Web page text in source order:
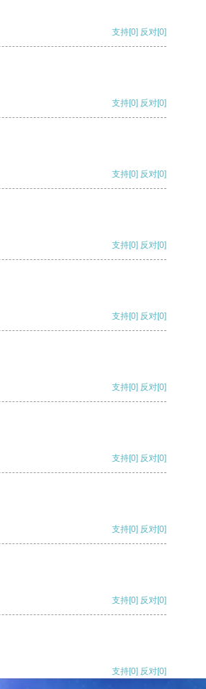
支持[0] 反对[0]
支持[0] 反对[0]
支持[0] 反对[0]
支持[0] 反对[0]
支持[0] 反对[0]
支持[0] 反对[0]
支持[0] 反对[0]
支持[0] 反对[0]
支持[0] 反对[0]
支持[0] 反对[0]